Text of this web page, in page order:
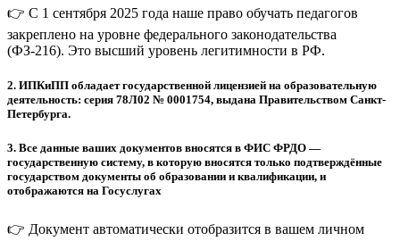
👉 С 1 сентября 2025 года наше право обучать педагогов
закреплено на уровне федерального законодательства
(ФЗ-216). Это высший уровень легитимности в РФ.
2. ИПКиПП обладает государственной лицензией на образовательную
деятельность: серия 78Л02 № 0001754, выдана Правительством Санкт-
Петербурга.
3. Все данные ваших документов вносятся в ФИС ФРДО —
государственную систему, в которую вносятся только подтверждённые
государством документы об образовании и квалификации, и
отображаются на Госуслугах
👉 Документ автоматически отобразится в вашем личном